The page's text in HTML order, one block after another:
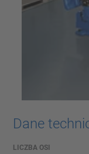
Dane
LICZBA OSI